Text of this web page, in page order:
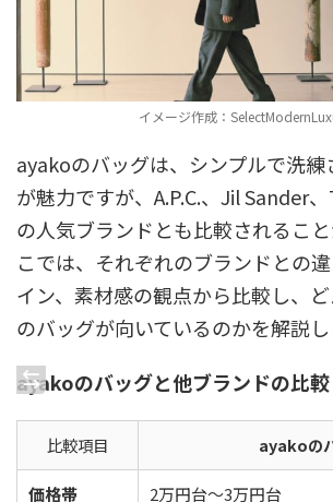
イメージ作成：
ayakoのバッグは、シンプルで洗練
が魅力ですが、A.P.C.、Jil Sander
の人気ブランドとも比較されるこ
こでは、それぞれのブランドとの
イン、素材感の観点から比較し、
のバッグが向いているのかを解説し
ayakoのバッグと他ブランドの比較
比較項目 ayakoの
価格帯 2万円台～3万円台